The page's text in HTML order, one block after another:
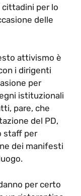
per lo
delle
attivismo è
i dirigenti
per
istituzionali
pare, che
del PD,
staff per
dei manifesti
per certo